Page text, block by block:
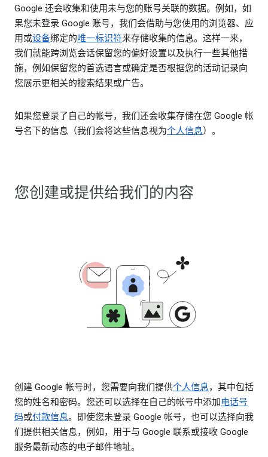
Google 还会收集和使用未与您的账号关联的数据。例如，如
果您未登录 Google 账号，我们会借助与您使用的浏览器、应
用或设备绑定的唯一标识符来存储收集的信息。这样一来，
我们就能跨浏览会话保留您的偏好设置以及执行一些其他措
施，例如保留您的首选语言或确定是否根据您的活动记录向
您展示更相关的搜索结果或广告。
如果您登录了自己的帐号，我们还会收集存储在您 Google 帐
号名下的信息（我们会将这些信息视为个人信息）。
您创建或提供给我们的内容
创建 Google 帐号时，您需要向我们提供个人信息，其中包括
您的姓名和密码。您还可以选择在自己的帐号中添加电话号
码或付款信息。即使您未登录 Google 帐号，也可以选择向我
们提供相关信息，例如，用于与 Google 联系或接收 Google
服务最新动态的电子邮件地址。